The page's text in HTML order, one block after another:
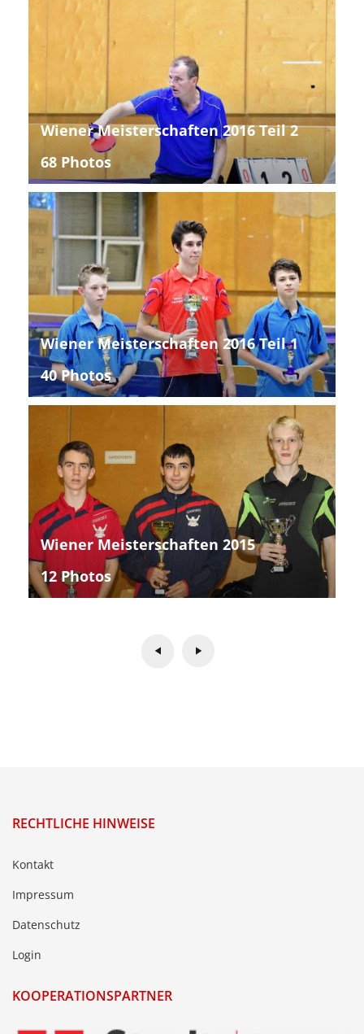
Wiener Meisterschaften 2016 Teil 2
68 Photos
Wiener Meisterschaften 2016 Teil 1
40 Photos
Wiener Meisterschaften 2015
12 Photos
RECHTLICHE HINWEISE
Kontakt
Impressum
Datenschutz
Login
KOOPERATIONSPARTNER